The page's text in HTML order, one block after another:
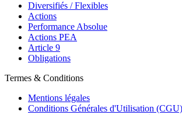
Diversifiés / Flexibles
Actions
Performance Absolue
Actions PEA
Article 9
Obligations
Termes & Conditions
Mentions légales
Conditions Générales d'Utilisation (CGU)